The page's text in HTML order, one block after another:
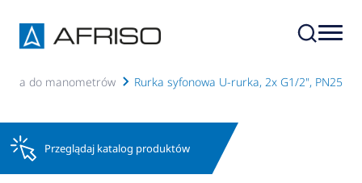
do manometrów Rurka syfonowa U-rurka, 2x G1/2", PN25
Przeglądaj katalog produktów